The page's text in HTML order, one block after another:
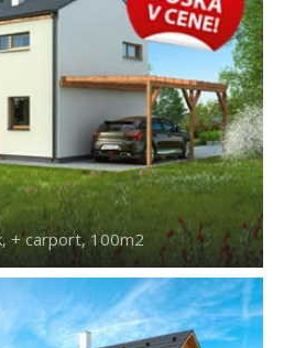
+ carport, 100m2